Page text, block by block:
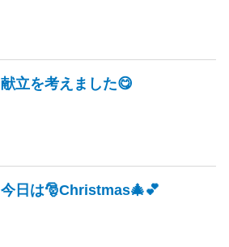
献立を考えました😋
今日は🎅Christmas🎄💕